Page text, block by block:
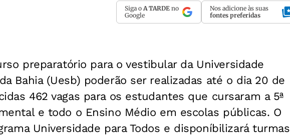
Siga o A TARDE no
Google
Nos adicione às suas
fontes preferidas
preparatório para o vestibular da Universidade
Bahia (Uesb) poderão ser realizadas até o dia 20 de
462 vagas para os estudantes que cursaram a 5ª
e todo o Ensino Médio em escolas públicas. O
Universidade para Todos e disponíbilizará turmas